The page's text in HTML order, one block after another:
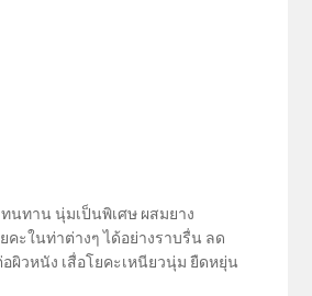
นทาน นุ่มเป็นพิเศษ ผสมยาง
ะในท่าต่างๆ ได้อย่างราบรื่น ลด
ผิวหนัง เสื่อโยคะเหนียวนุ่ม ยืดหยุ่น